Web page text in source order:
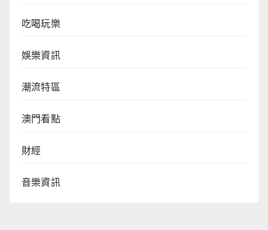
吃喝玩樂
娛樂資訊
潮流特區
澳門看點
財經
音樂資訊